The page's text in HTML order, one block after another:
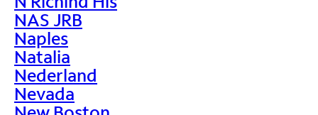
NAS JRB
Naples
Natalia
Nederland
Nevada